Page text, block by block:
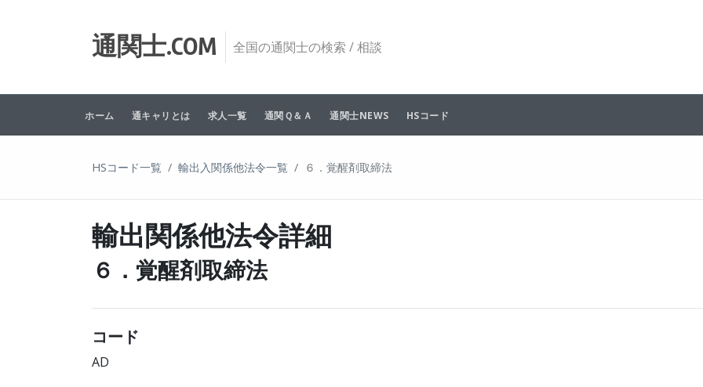
通関士.COM 全国の通関士の検索 / 相談
ホーム 通キャリとは 求人一覧 通関Ｑ＆Ａ 通関士NEWS HSコード
HSコード一覧 輸出入関係他法令一覧 ６．覚醒剤取締法
輸出関係他法令詳細
６．覚醒剤取締法
コード
AD